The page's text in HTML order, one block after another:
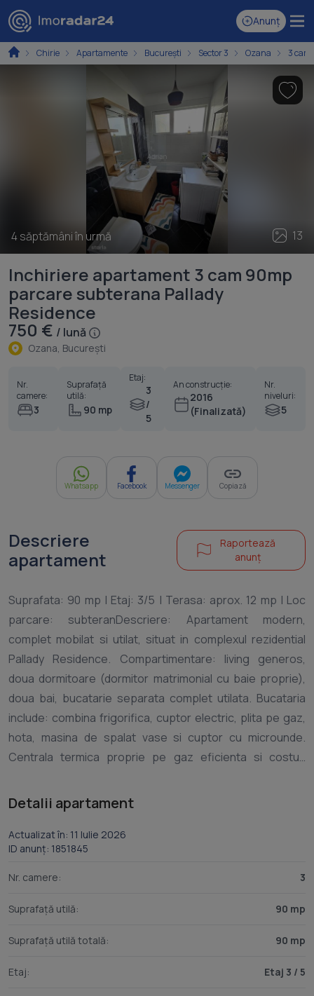
Anunț
Chirie Apartamente București Sector 3 Ozana 3
4 săptămâni în urmă 13
Inchiriere apartament 3 cam 90mp
parcare subterana Pallady
Residence
750 € / lună
Ozana, Bucureşti
Nr.
camere:
3
Suprafață
utilă:
90 mp
Etaj:
3
/
5
An construcție:
2016
(Finalizată)
Nr.
niveluri:
5
Whatsapp Facebook Messenger Copiază
Descriere
apartament
Raportează
anunț
Suprafata: 90 mp | Etaj: 3/5 | Terasa: aprox. 12 mp | Loc
parcare: subteranDescriere: Apartament modern,
complet mobilat si utilat, situat in complexul rezidential
Pallady Residence. Compartimentare: living generos,
doua dormitoare (dormitor matrimonial cu baie proprie),
doua bai, bucatarie separata complet utilata. Bucataria
include: combina frigorifica, cuptor electric, plita pe gaz,
hota, masina de spalat vase si cuptor cu microunde.
Centrala termica proprie pe gaz eficienta si costuri
linistit pentru relaxare.Facilitati complex:Complex
imprejmuit, acces privatLoc de joaca pentru copiiParcare
subterana inclusaLocalizare: Metrou la ~15 minute pe jos.
Zona cu numeroase magazine, hipermarketuri, scoli,
gradinite, restaurante si multiple mijloace de transport in
Detalii apartament
Actualizat în: 11 Iulie 2026
ID anunț: 1851845
Nr. camere: 3
Suprafață utilă: 90 mp
Suprafață utilă totală: 90 mp
Etaj: Etaj 3 / 5